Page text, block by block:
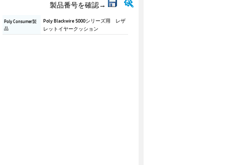
製品番号を確認→
Poly Consumer製
品
Poly Blackwire 5000シリーズ用 レザ
レットイヤークッション